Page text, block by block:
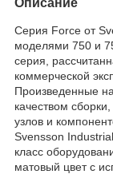
Серия Force от
моделями 750 и
серия,
коммерческой
Произведенные
качеством
узлов и
Svensson
класс
матовый цвет с